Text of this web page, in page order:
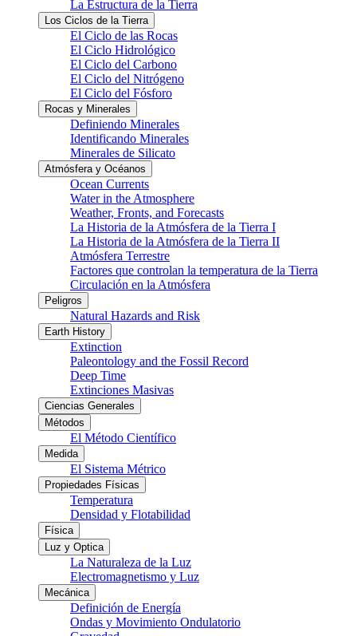
La Estructura de la Tierra
Los Ciclos de la Tierra
El Ciclo de las Rocas
El Ciclo Hidrológico
El Ciclo del Carbono
El Ciclo del Nitrógeno
El Ciclo del Fósforo
Rocas y Minerales
Definiendo Minerales
Identificando Minerales
Minerales de Silicato
Atmósfera y Océanos
Ocean Currents
Water in the Atmosphere
Weather, Fronts, and Forecasts
La Historia de la Atmósfera de la Tierra I
La Historia de la Atmósfera de la Tierra II
Atmósfera Terrestre
Factores que controlan la temperatura de la Tierra
Circulación en la Atmósfera
Peligros
Natural Hazards and Risk
Earth History
Extinction
Paleontology and the Fossil Record
Deep Time
Extinciones Masivas
Ciencias Generales
Métodos
El Método Científico
Medida
El Sistema Métrico
Propiedades Físicas
Temperatura
Densidad y Flotabilidad
Física
Luz y Optica
La Naturaleza de la Luz
Electromagnetismo y Luz
Mecánica
Definición de Energía
Ondas y Movimiento Ondulatorio